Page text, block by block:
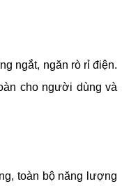
ngắt, ngăn rò rỉ điện.
cho người dùng và
toàn bộ năng lượng